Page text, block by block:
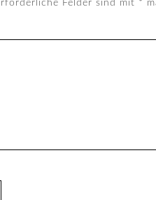
Felder sind mit *